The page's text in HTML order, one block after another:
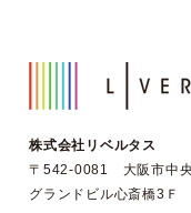
株式会社リベルタス
〒542-0081 大阪市中
グランドビル心斎橋3Ｆ